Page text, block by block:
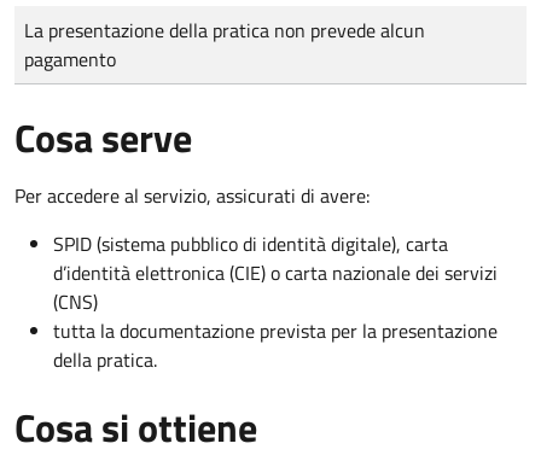
Tipo di pagamento
Importo
La presentazione della pratica non prevede alcun
pagamento
Cosa serve
Per accedere al servizio, assicurati di avere:
SPID (sistema pubblico di identità digitale), carta
d’identità elettronica (CIE) o carta nazionale dei servizi
(CNS)
tutta la documentazione prevista per la presentazione
della pratica.
Cosa si ottiene